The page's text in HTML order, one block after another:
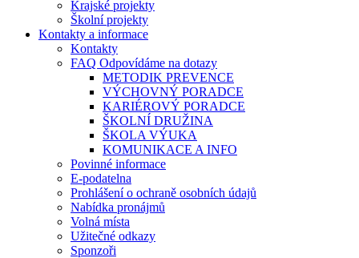
Krajské projekty
Školní projekty
Kontakty a informace
Kontakty
FAQ Odpovídáme na dotazy
METODIK PREVENCE
VÝCHOVNÝ PORADCE
KARIÉROVÝ PORADCE
ŠKOLNÍ DRUŽINA
ŠKOLA VÝUKA
KOMUNIKACE A INFO
Povinné informace
E-podatelna
Prohlášení o ochraně osobních údajů
Nabídka pronájmů
Volná místa
Užitečné odkazy
Sponzoři